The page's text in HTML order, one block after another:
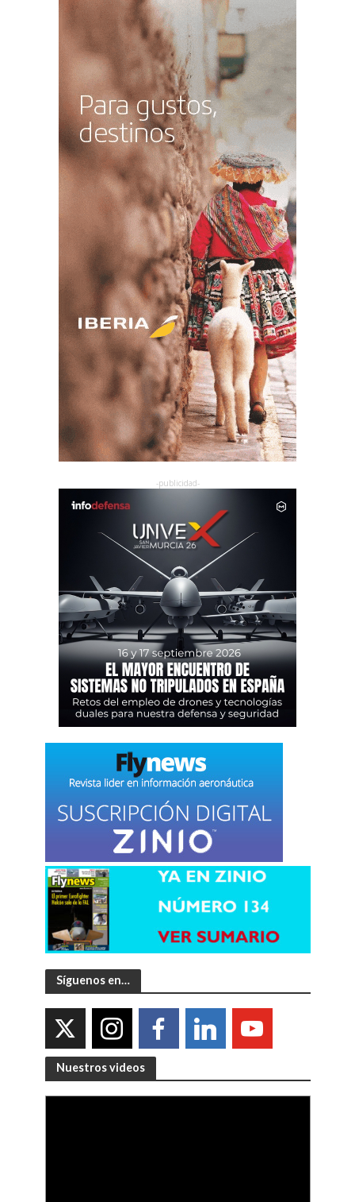
Síguenos en…
Nuestros videos